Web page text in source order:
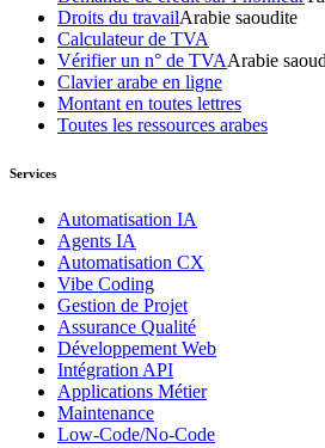
Droits du travailArabie saoudite
Calculateur de TVA
Vérifier un n° de TVAArabie
Clavier arabe en ligne
Montant en toutes lettres
Toutes les ressources arabes
Services
Automatisation IA
Agents IA
Automatisation CX
Vibe Coding
Gestion de Projet
Assurance Qualité
Développement Web
Intégration API
Applications Métier
Maintenance
Low-Code/No-Code